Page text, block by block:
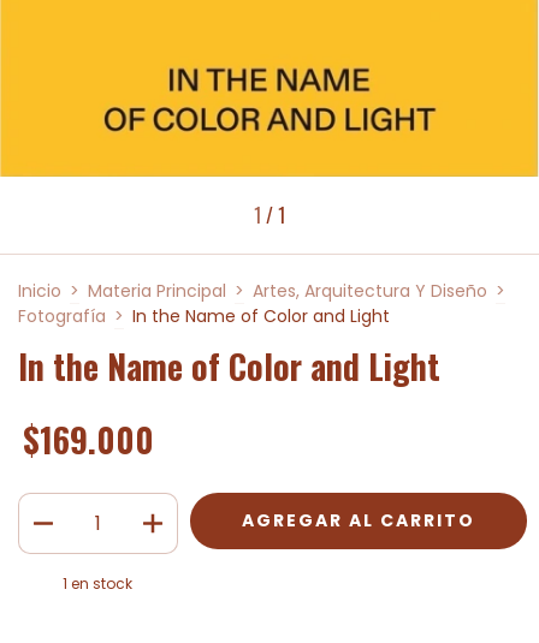
1 /1
Inicio > Materia Principal > Artes, Arquitectura Y Diseño >
Fotografía > In the Name of Color and Light
In the Name of Color and Light
$169.000
1 en stock